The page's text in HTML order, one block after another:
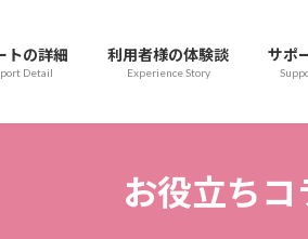
トの詳細
Detail
利用者様の体験談
Experience Story
サポ
お役立ちコ